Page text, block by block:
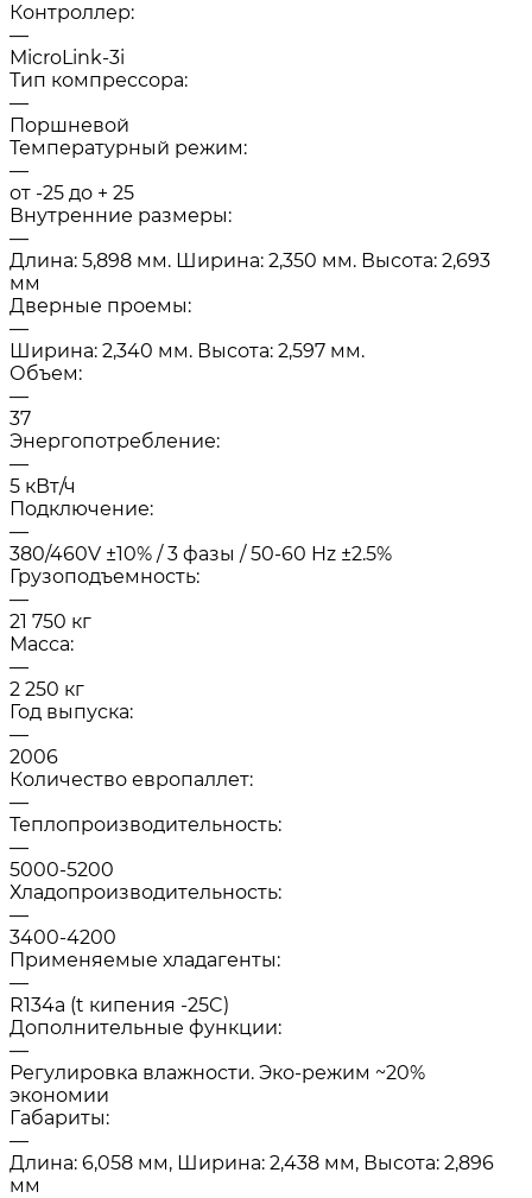
Контроллер:
—
MicroLink-3i
Тип компрессора:
—
Поршневой
Температурный режим:
—
от -25 до + 25
Внутренние размеры:
—
Длина: 5,898 мм. Ширина: 2,350 мм. Высота: 2,693
мм
Дверные проемы:
—
Ширина: 2,340 мм. Высота: 2,597 мм.
Объем:
—
37
Энергопотребление:
—
5 кВт/ч
Подключение:
—
380/460V ±10% / 3 фазы / 50-60 Hz ±2.5%
Грузоподъемность:
—
21 750 кг
Масса:
—
2 250 кг
Год выпуска:
—
2006
Количество европаллет:
—
Теплопроизводительность:
—
5000-5200
Хладопроизводительность:
—
3400-4200
Применяемые хладагенты:
—
R134a (t кипения -25C)
Дополнительные функции:
—
Регулировка влажности. Эко-режим ~20%
экономии
Габариты:
—
Длина: 6,058 мм, Ширина: 2,438 мм, Высота: 2,896
мм